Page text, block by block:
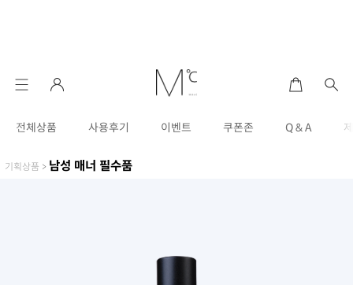
전체상품 사용후기 이벤트 쿠폰존 Q & A
기획상품 > 남성 매너 필수품